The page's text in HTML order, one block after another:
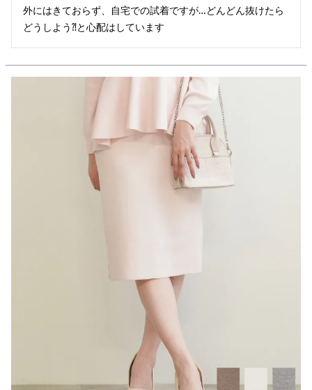
外にはきておらず、自宅での試着ですが…どんどん抜けたら
どうしよう⁈と心配はしています